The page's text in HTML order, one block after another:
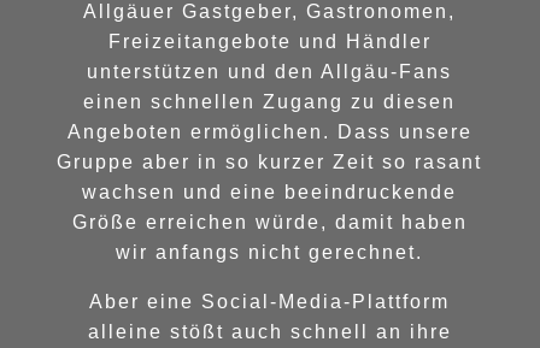
Allgäuer Gastgeber, Gastronomen,
Freizeitangebote und Händler
unterstützen und den Allgäu-Fans
einen schnellen Zugang zu diesen
Angeboten ermöglichen. Dass unsere
Gruppe aber in so kurzer Zeit so rasant
wachsen und eine beeindruckende
Größe erreichen würde, damit haben
wir anfangs nicht gerechnet.
Aber eine Social-Media-Plattform
alleine stößt auch schnell an ihre